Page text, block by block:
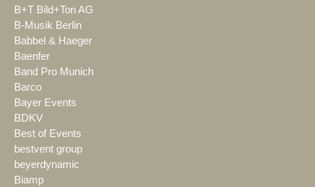
B+T Bild+Ton AG
B-Musik Berlin
Babbel & Haeger
Baenfer
Band Pro Munich
Barco
Bayer Events
BDKV
Best of Events
bestvent group
beyerdynamic
Biamp